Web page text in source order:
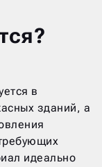
в
зданий, а
идеально